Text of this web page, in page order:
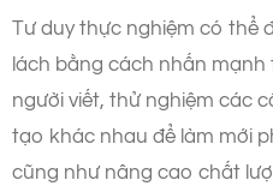
Tư duy thực nghiệm có thể
lách bằng cách nhấn
người viết, thử nghiệm các
tạo khác nhau để làm mới
cũng như nâng cao chất